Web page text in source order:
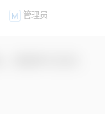
M 管理员